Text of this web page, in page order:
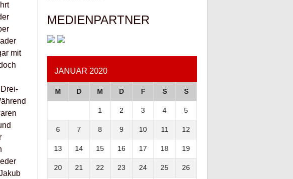
mit
MEDIENPARTNER
JANUAR 2020
M D M D F S S
1 2 3 4 5
6 7 8 9 10 11 12
13 14 15 16 17 18 19
20 21 22 23 24 25 26